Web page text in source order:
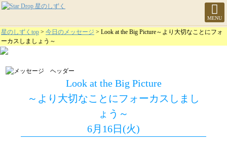
MENU
星のしずくtop > 今日のメッセージ > Look at the Big Picture～より大切なことにフォ
ーカスしましょう～
Look at the Big Picture
～より大切なことにフォーカスしまし
ょう～
6月16日(火)